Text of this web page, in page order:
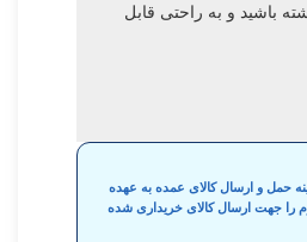
باشید و به راحتی قابل
حمل و ارسال کالای عمده به عهده
را جهت ارسال کالای خریداری شده